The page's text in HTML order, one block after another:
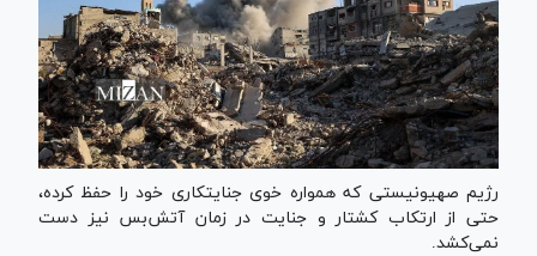
رژیم صهیونیستی که همواره خوی جنایتکاری خود را حفظ کرده،
حتی از ارتکاب کشتار و جنایت در زمان آتش‌بس نیز دست
نمی‌کشد.